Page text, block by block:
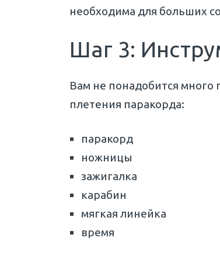
необходима для больших
Шаг 3:
Вам не понадобится
плетения паракорда:
паракорд
ножницы
зажигалка
карабин
мягкая линейка
время